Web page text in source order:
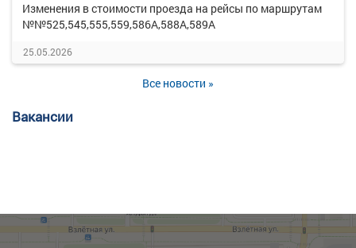
Изменения в стоимости проезда на рейсы по маршрутам
№№525,545,555,559,586А,588А,589А
25.05.2026
Все новости »
Вакансии